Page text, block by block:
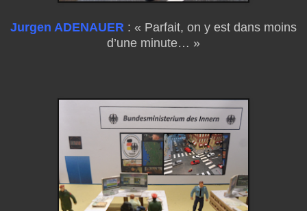
Jurgen ADENAUER : « Parfait, on y est dans moins
d’une minute… »